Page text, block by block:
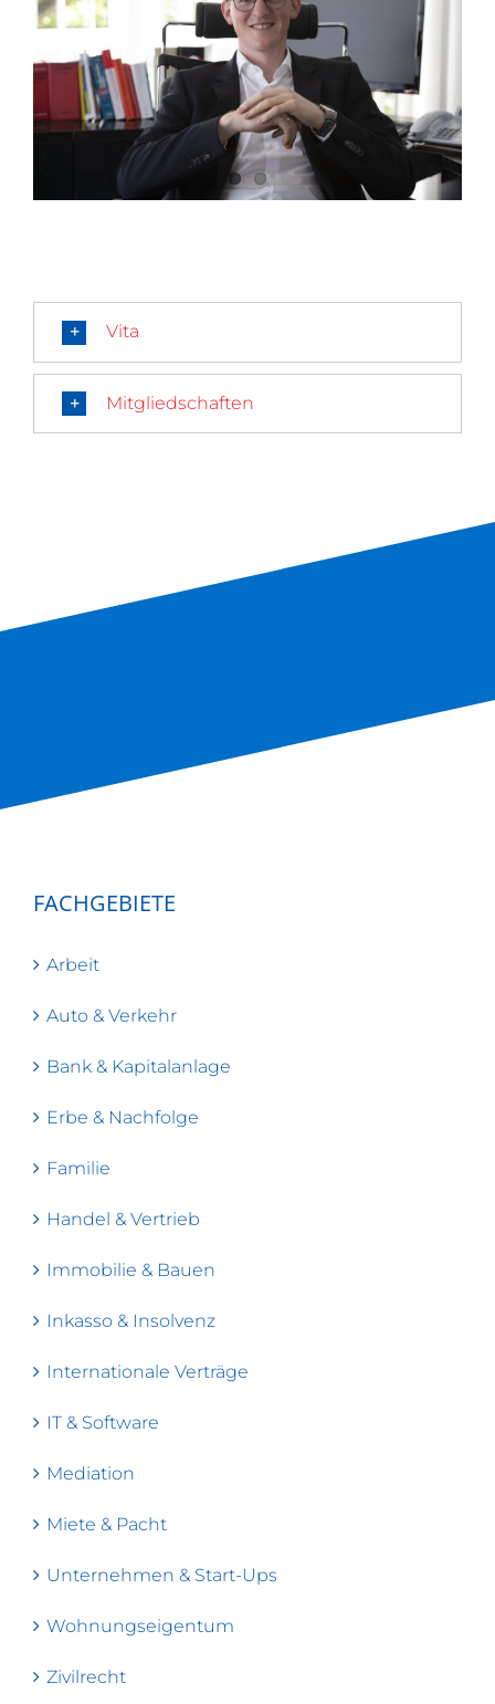
Vita
Mitgliedschaften
FACHGEBIETE
Arbeit
Auto & Verkehr
Bank & Kapitalanlage
Erbe & Nachfolge
Familie
Handel & Vertrieb
Immobilie & Bauen
Inkasso & Insolvenz
Internationale Verträge
IT & Software
Mediation
Miete & Pacht
Unternehmen & Start-Ups
Wohnungseigentum
Zivilrecht